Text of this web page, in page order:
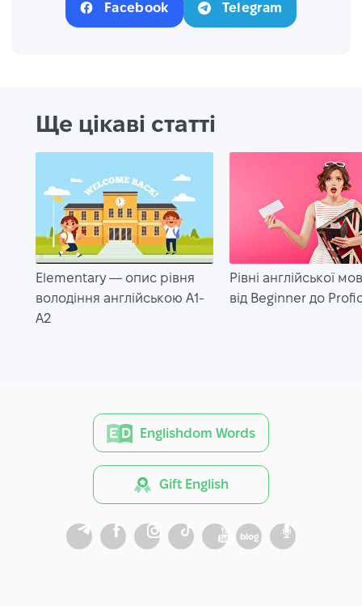
Facebook Telegram
Ще цікаві статті
Elementary — опис рівня
володіння англійською A1-
A2
Рівні англійської
від Beginner до
Englishdom Words
Gift English
blog